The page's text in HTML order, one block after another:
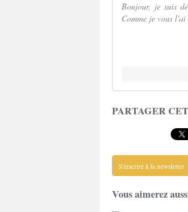
Bonjour, je suis
Comme je vous
PARTAGER
S'inscrire à la newsletter
Vous aimerez